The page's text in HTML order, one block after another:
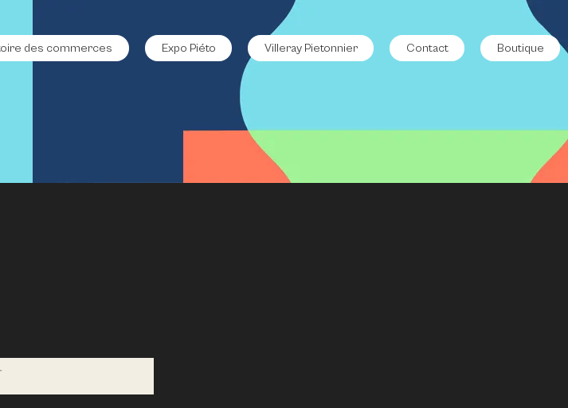
des commerces Expo Piéto Villeray Pietonnier Contact Boutique